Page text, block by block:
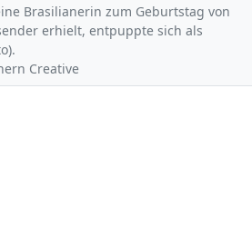
Brasilianerin zum Geburtstag von
erhielt, entpuppte sich als
Creative